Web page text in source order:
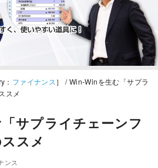
： ファイナンス ］ / Win‑Winを生む「サプラ
スメ
サプライチェーンフ
スメ
ンス